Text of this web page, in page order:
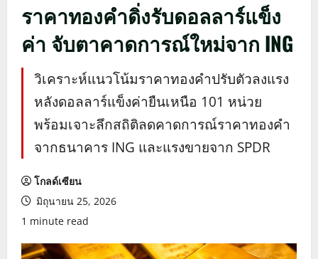
ราคาทองคำดิ่งรับดอลลาร์แข็ง
ค่า จับตาคาดการณ์ใหม่จาก ING
วิเคราะห์แนวโน้มราคาทองคำปรับตัวลงแรง
หลังดอลลาร์แข็งค่ายืนเหนือ 101 หน่วย
พร้อมเจาะลึกสถิติลดคาดการณ์ราคาทองคำ
จากธนาคาร ING และแรงขายจาก SPDR
โกลด์เซียน
มิถุนายน 25, 2026
1 minute read